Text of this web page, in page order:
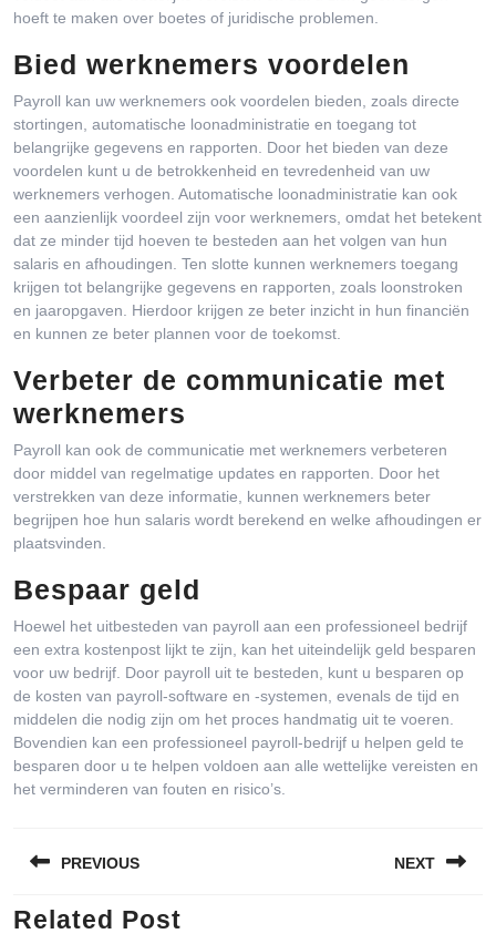
hoeft te maken over boetes of juridische problemen.
Bied werknemers voordelen
Payroll kan uw werknemers ook voordelen bieden, zoals directe
stortingen, automatische loonadministratie en toegang tot
belangrijke gegevens en rapporten. Door het bieden van deze
voordelen kunt u de betrokkenheid en tevredenheid van uw
werknemers verhogen. Automatische loonadministratie kan ook
een aanzienlijk voordeel zijn voor werknemers, omdat het betekent
dat ze minder tijd hoeven te besteden aan het volgen van hun
salaris en afhoudingen. Ten slotte kunnen werknemers toegang
krijgen tot belangrijke gegevens en rapporten, zoals loonstroken
en jaaropgaven. Hierdoor krijgen ze beter inzicht in hun financiën
en kunnen ze beter plannen voor de toekomst.
Verbeter de communicatie met
werknemers
Payroll kan ook de communicatie met werknemers verbeteren
door middel van regelmatige updates en rapporten. Door het
verstrekken van deze informatie, kunnen werknemers beter
begrijpen hoe hun salaris wordt berekend en welke afhoudingen er
plaatsvinden.
Bespaar geld
Hoewel het uitbesteden van payroll aan een professioneel bedrijf
een extra kostenpost lijkt te zijn, kan het uiteindelijk geld besparen
voor uw bedrijf. Door payroll uit te besteden, kunt u besparen op
de kosten van payroll-software en -systemen, evenals de tijd en
middelen die nodig zijn om het proces handmatig uit te voeren.
Bovendien kan een professioneel payroll-bedrijf u helpen geld te
besparen door u te helpen voldoen aan alle wettelijke vereisten en
het verminderen van fouten en risico’s.
navigatie
PREVIOUS
Previous
NEXT
Related Post